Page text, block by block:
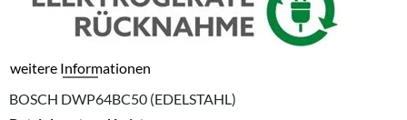
weitere Informationen
BOSCH DWP64BC50 (EDELSTAHL)